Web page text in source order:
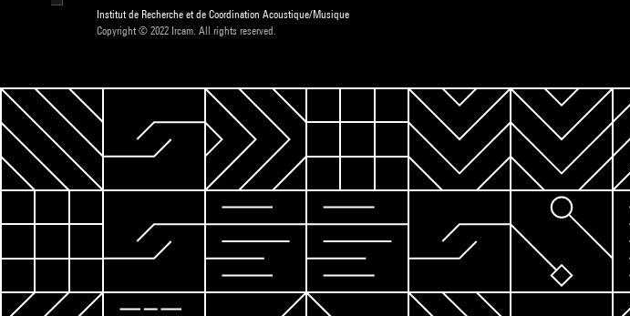
Institut de Recherche et de Coordination Acoustique/Musique
Copyright © 2022 Ircam. All rights reserved.